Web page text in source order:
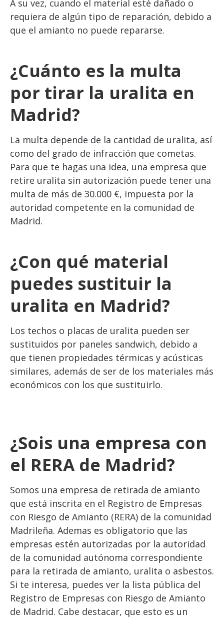
A su vez, cuando el material esté dañado o
requiera de algún tipo de reparación, debido a
que el amianto no puede repararse.
¿Cuánto es la multa
por tirar la uralita en
Madrid?
La multa depende de la cantidad de uralita, así
como del grado de infracción que cometas.
Para que te hagas una idea, una empresa que
retire uralita sin autorización puede tener una
multa de más de 30.000 €, impuesta por la
autoridad competente en la comunidad de
Madrid.
¿Con qué material
puedes sustituir la
uralita en Madrid?
Los techos o placas de uralita pueden ser
sustituidos por paneles sandwich, debido a
que tienen propiedades térmicas y acústicas
similares, además de ser de los materiales más
económicos con los que sustituirlo.
¿Sois una empresa con
el RERA de Madrid?
Somos una empresa de retirada de amianto
que está inscrita en el Registro de Empresas
con Riesgo de Amianto (RERA) de la comunidad
Madrileña. Ademas es obligatorio que las
empresas estén autorizadas por la autoridad
de la comunidad autónoma correspondiente
para la retirada de amianto, uralita o asbestos.
Si te interesa, puedes ver la lista pública del
Registro de Empresas con Riesgo de Amianto
de Madrid. Cabe destacar, que esto es un